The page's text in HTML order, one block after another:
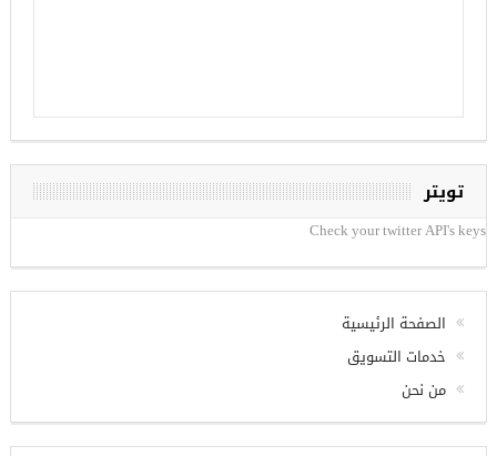
تويتر
Check your twitter API's keys
الصفحة الرئيسية
خدمات التسويق
من نحن